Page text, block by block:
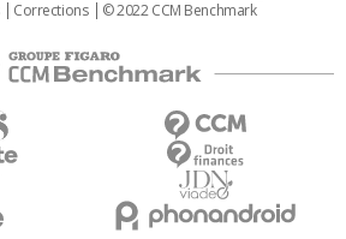
Corrections © 2022 CCM Benchmark